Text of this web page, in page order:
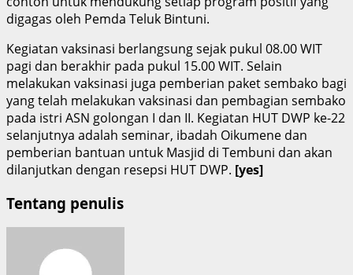
digagas oleh Pemda Teluk Bintuni.
Kegiatan vaksinasi berlangsung sejak pukul 08.00 WIT
pagi dan berakhir pada pukul 15.00 WIT. Selain
melakukan vaksinasi juga pemberian paket sembako bagi
yang telah melakukan vaksinasi dan pembagian sembako
pada istri ASN golongan I dan II. Kegiatan HUT DWP ke-22
selanjutnya adalah seminar, ibadah Oikumene dan
pemberian bantuan untuk Masjid di Tembuni dan akan
dilanjutkan dengan resepsi HUT DWP. [yes]
Tentang penulis